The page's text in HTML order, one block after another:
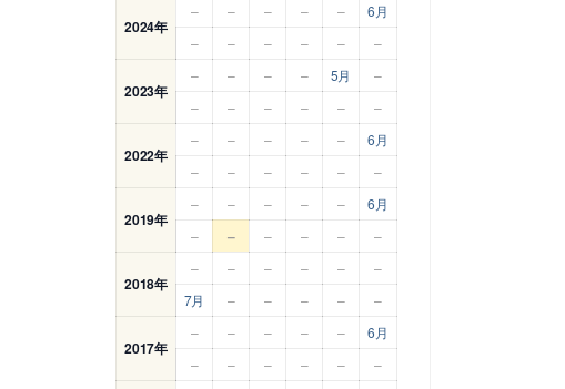
2024年
– – – – –
6月
–
– – – – –
2023年
– – – – 5月
–
–
– – – – –
2022年
– – – – –
6月
–
– – – – –
2019年
– – – – –
6月
–
– – – – –
2018年
– – – – –
–
7月
– – – – –
2017年
– – – – –
6月
–
– – – – –